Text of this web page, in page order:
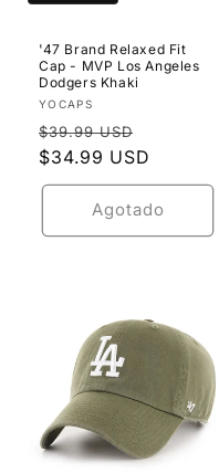
'47 Brand Relaxed Fit
Cap - MVP Los Angeles
Dodgers Khaki
Proveedor:
YOCAPS
Precio
habitual
$39.99 USD
de
oferta
$34.99 USD
Agotado